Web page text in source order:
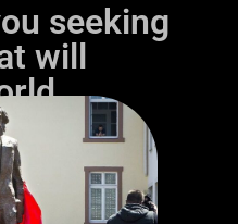
seeking
will